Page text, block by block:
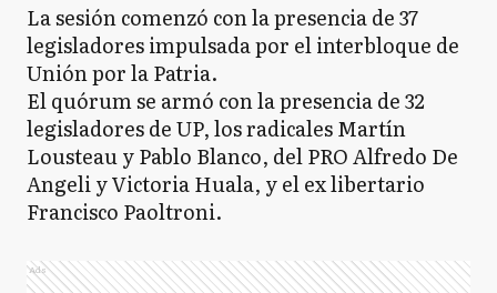
La sesión comenzó con la presencia de 37
legisladores impulsada por el interbloque de
Unión por la Patria.
El quórum se armó con la presencia de 32
legisladores de UP, los radicales Martín
Lousteau y Pablo Blanco, del PRO Alfredo De
Angeli y Victoria Huala, y el ex libertario
Francisco Paoltroni.
Ads